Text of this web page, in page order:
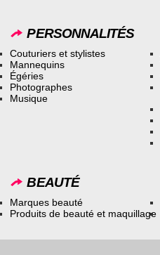
PERSONNALITÉS
Couturiers et stylistes
Mannequins
Égéries
Photographes
Musique
BEAUTÉ
Marques beauté
Produits de beauté et maquillage